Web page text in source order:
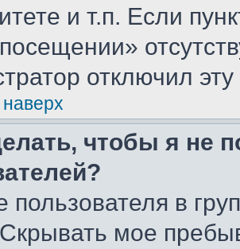
и т.п. Если
отключил
чтобы я не
пользователя в
мое